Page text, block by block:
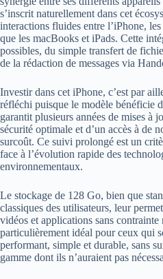
s’inscrit naturellement dans cet
interactions fluides entre l’iPhone,
que les macBooks et iPads. Cette
possibles, du simple transfert de
de la rédaction de messages via
Investir dans cet iPhone, c’est par
réfléchi puisque le modèle bénéficie
garantit plusieurs années de mises à
sécurité optimale et d’un accès à de
surcoût. Ce suivi prolongé est un
face à l’évolution rapide des
environnementaux.
Le stockage de 128 Go, bien que
classiques des utilisateurs, leur
vidéos et applications sans contrainte
particulièrement idéal pour ceux qui
performant, simple et durable, sans
gamme dont ils n’auraient pas